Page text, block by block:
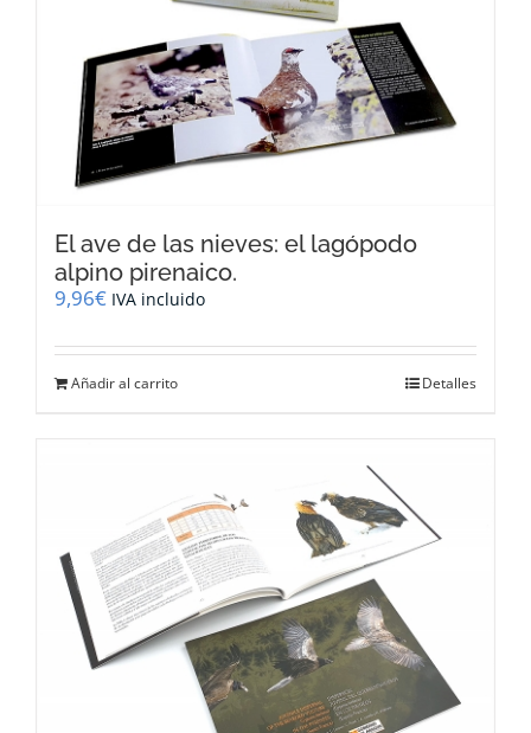
El ave de las nieves: el lagópodo
alpino pirenaico.
9,96€ IVA incluido
Añadir al carrito Detalles